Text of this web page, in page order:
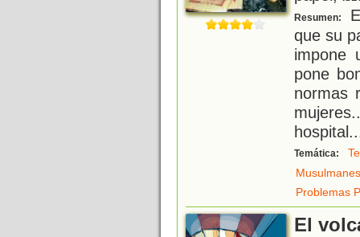
Resumen:
que su
impone
pone
normas
Temática:
Musulmanes
Problemas
El